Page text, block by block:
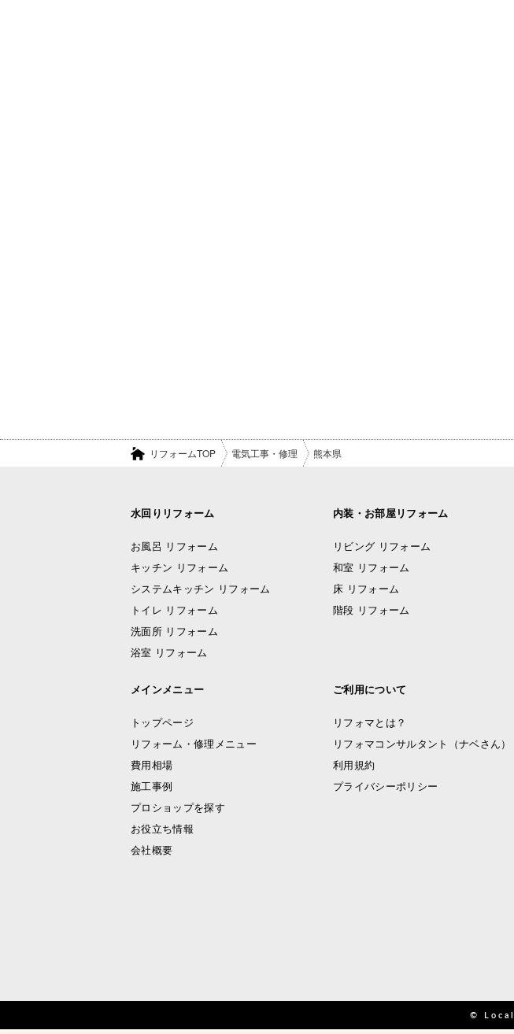
リフォームTOP 電気工事・修理 熊本県
水回りリフォーム
お風呂 リフォーム
キッチン リフォーム
システムキッチン リフォーム
トイレ リフォーム
洗面所 リフォーム
浴室 リフォーム
内装・お部屋リフォーム
リビング リフォーム
和室 リフォーム
床 リフォーム
階段 リフォーム
メインメニュー
トップページ
リフォーム・修理メニュー
費用相場
施工事例
プロショップを探す
お役立ち情報
会社概要
ご利用について
リフォマとは？
リフォマコンサルタント（ナベさん）
利用規約
プライバシーポリシー
©